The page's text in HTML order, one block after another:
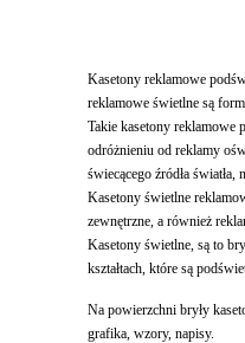
Kasetony reklamowe
reklamowe świetlne są
Takie kasetony reklamowe
odróżnieniu od reklamy
świecącego źródła światła,
Kasetony świetlne
zewnętrzne, a również
Kasetony świetlne, są to
kształtach, które są
Na powierzchni bryły
grafika, wzory, napisy.